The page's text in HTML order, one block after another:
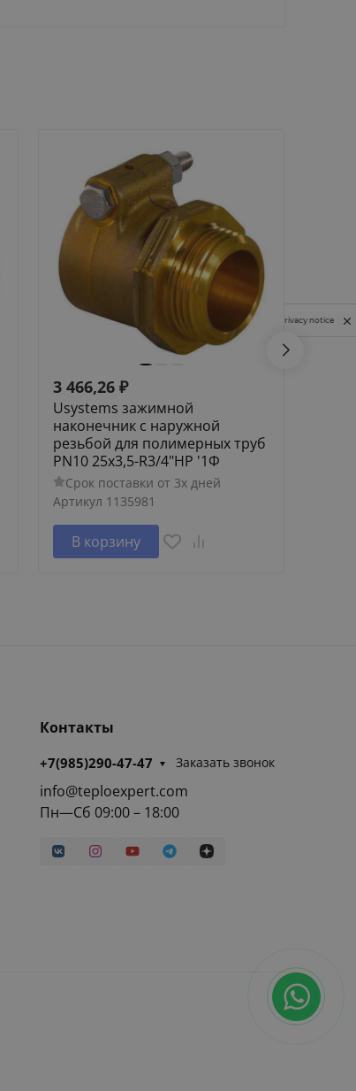
3 466,26 ₽
Usystems зажимной
наконечник с наружной
резьбой для полимерных труб
PN10 25x3,5-R3/4"НР '1Ф
Срок поставки от 3х дней
Артикул 1135981
В корзину
Контакты
+7(985)290-47-47 Заказать звонок
info@teploexpert.com
Пн—Сб 09:00 – 18:00
Privacy notice